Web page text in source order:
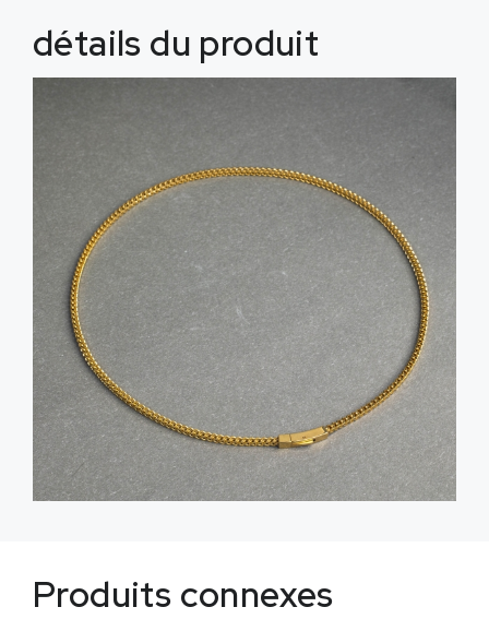
détails du produit
Produits connexes